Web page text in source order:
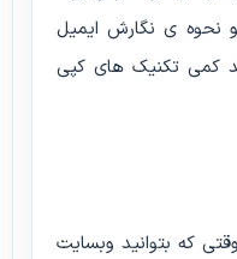
و نحوه ی نگارش ایمیل
کمی تکنیک های کپی
که بتوانید وبسایت